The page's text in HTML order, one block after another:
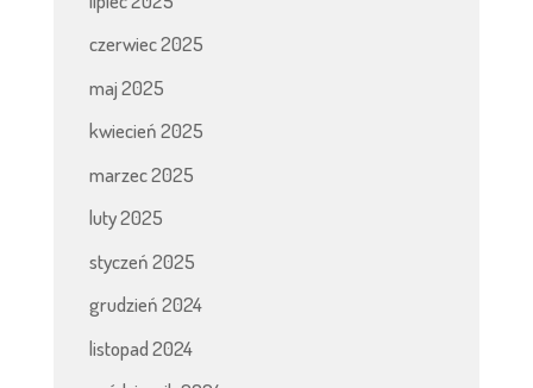
czerwiec 2025
maj 2025
kwiecień 2025
marzec 2025
luty 2025
styczeń 2025
grudzień 2024
listopad 2024